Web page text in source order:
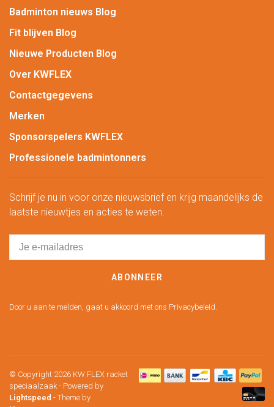
Badminton nieuws Blog
Fit blijven Blog
Nieuwe Producten Blog
Over KWFLEX
Contactgegevens
Merken
Sponsorspelers KWFLEX
Professionele badmintonners
Schrijf je nu in voor onze nieuwsbrief en krijg maandelijks de
laatste nieuwtjes en acties te weten.
ABONNEER
Door u aan te melden, gaat u akkoord met ons Privacybeleid.
© Copyright 2026 KW FLEX racket
speciaalzaak - Powered by
Lightspeed - Theme by